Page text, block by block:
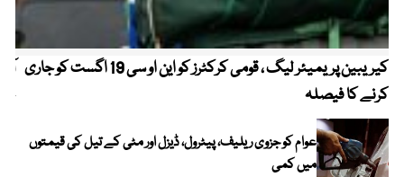
کیریبین پریمیئر لیگ ، قومی کرکٹرز کو این او سی 19 اگست کو جاری
کرنے کا فیصلہ
عوام کو جزوی ریلیف، پیٹرول، ڈیزل اور مٹی کے تیل کی قیمتوں
میں کمی